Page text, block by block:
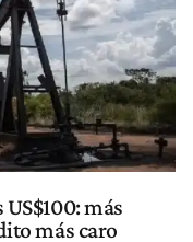
más
más caro